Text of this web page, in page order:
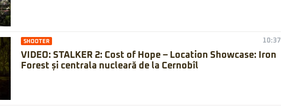
SHOOTER 10:37
VIDEO: STALKER 2: Cost of Hope – Location Showcase: Iron
Forest și centrala nucleară de la Cernobîl